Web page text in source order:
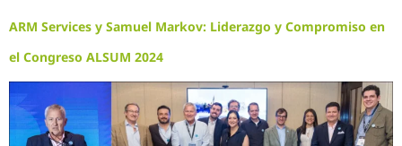
ARM Services y Samuel Markov: Liderazgo y Compromiso en
el Congreso ALSUM 2024